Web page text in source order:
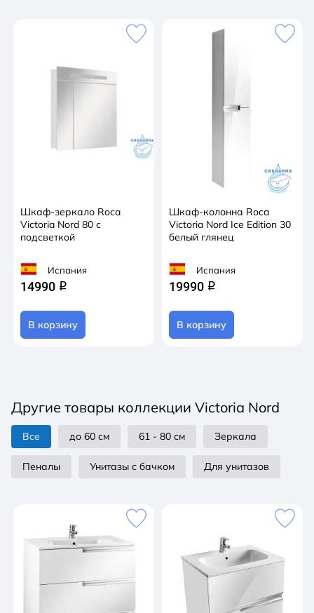
Шкаф-зеркало Roca
Victoria Nord 80 с
подсветкой
Испания
14990 q
В корзину
Шкаф-колонна Roca
Victoria Nord Ice Edition 30
белый глянец
Испания
19990 q
В корзину
Другие товары коллекции Victoria Nord
Все до 60 см 61 - 80 см Зеркала
Пеналы Унитазы с бачком Для унитазов